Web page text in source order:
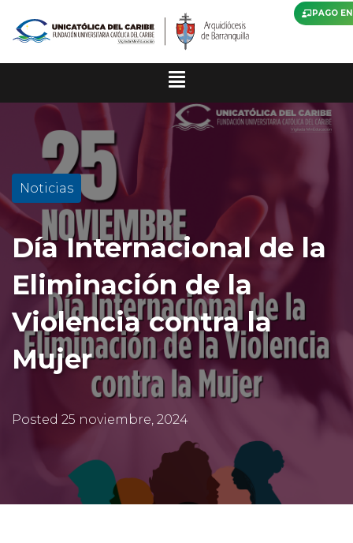
PAGO
Noticias
Día Internacional de la
Eliminación de la
Violencia contra la
Mujer
Posted 25 noviembre, 2024